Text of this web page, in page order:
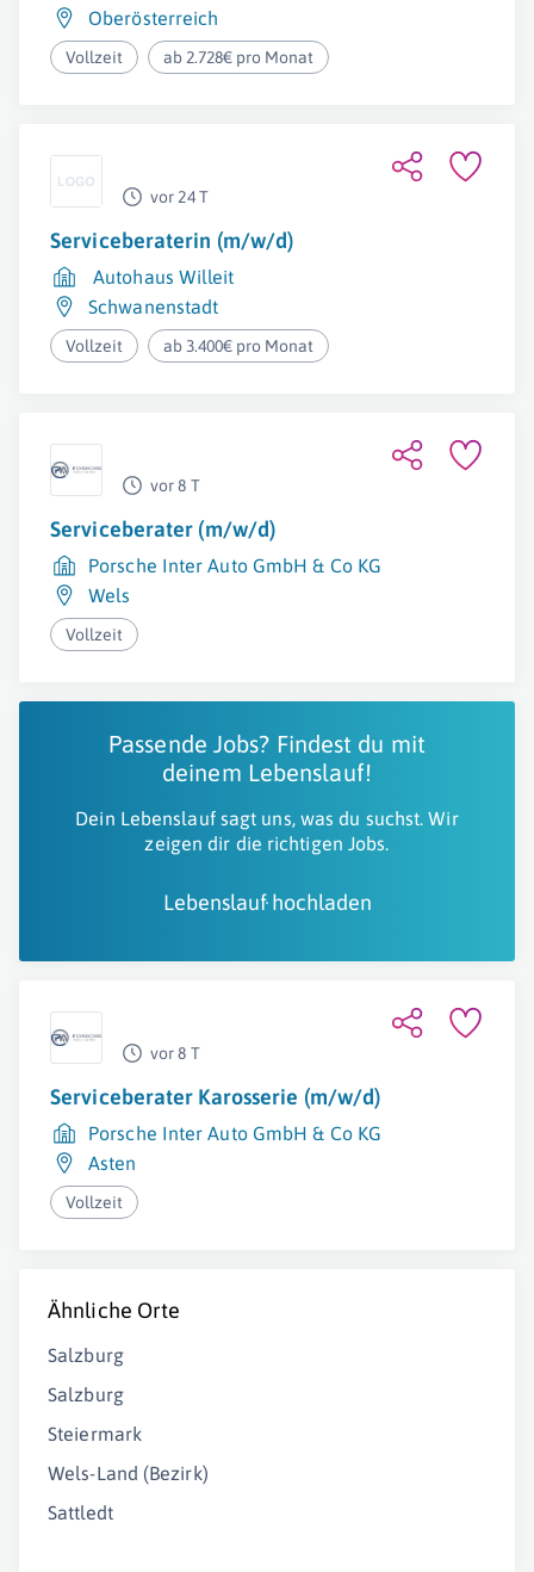
Oberösterreich
Vollzeit ab 2.728€ pro Monat
vor 24 T
Serviceberaterin (m/w/d)
Autohaus Willeit
Schwanenstadt
Vollzeit ab 3.400€ pro Monat
vor 8 T
Serviceberater (m/w/d)
Porsche Inter Auto GmbH & Co KG
Wels
Vollzeit
Passende Jobs? Findest du mit
deinem Lebenslauf!
Dein Lebenslauf sagt uns, was du suchst. Wir
zeigen dir die richtigen Jobs.
Lebenslauf hochladen
vor 8 T
Serviceberater Karosserie (m/w/d)
Porsche Inter Auto GmbH & Co KG
Asten
Vollzeit
Ähnliche Orte
Salzburg
Salzburg
Steiermark
Wels-Land (Bezirk)
Sattledt